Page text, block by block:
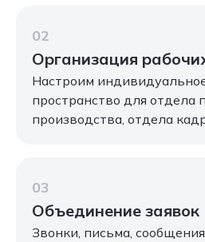
02
Организация
Настроим
пространство для отдела
производства, отдела
03
Объединение заявок
Звонки, письма,